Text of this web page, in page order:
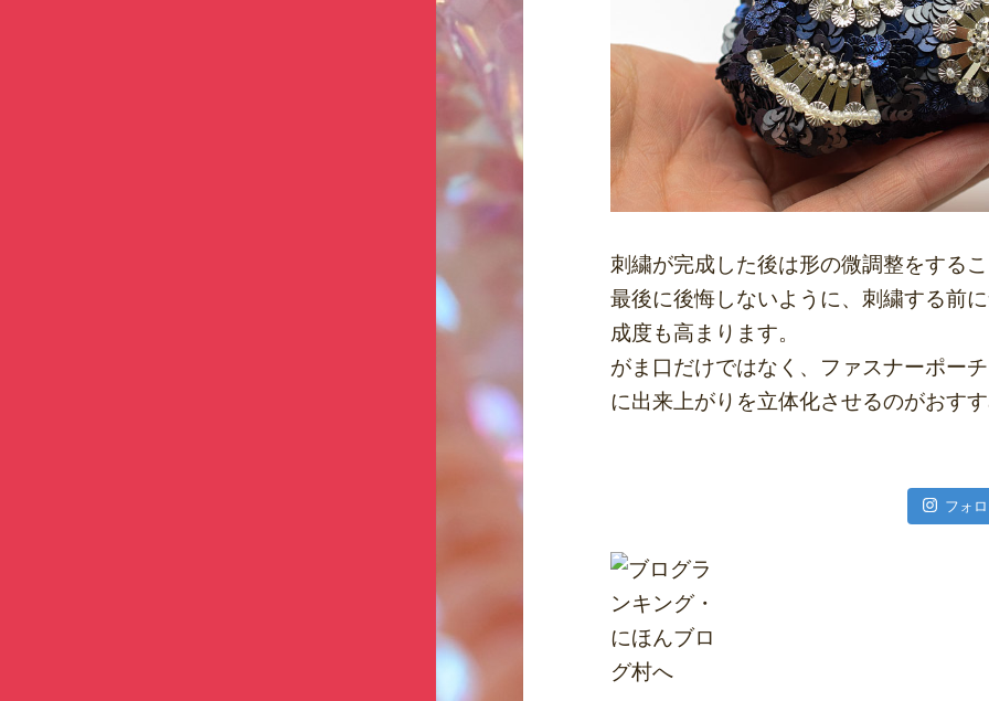
刺繍が完成した後は形の微調整をする
最後に後悔しないように、刺繍する前
成度も高まります。
がま口だけではなく、ファスナーポー
に出来上がりを立体化させるのがおす
フォ